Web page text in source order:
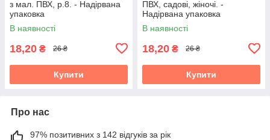
з мал. ПВХ, р.8. - Надірвана
упаковка
В наявності
18,20 ₴ 26 ₴
Купити
ПВХ, садові, жіночі. -
Надірвана упаковка
В наявності
18,20 ₴ 26 ₴
Купити
Про нас
97% позитивних з 142 відгуків за рік